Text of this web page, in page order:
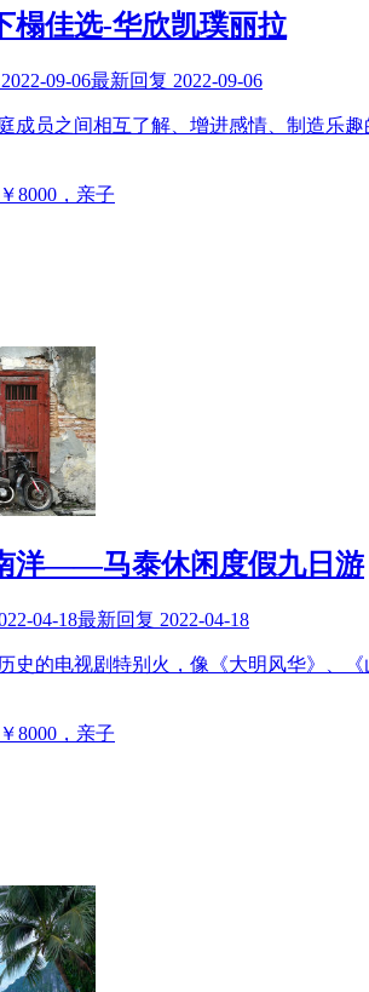
榻佳选-华欣凯璞丽拉
2022-09-06最新回复 2022-09-06
成员之间相互了解、增进感情、制造乐
￥8000 ，亲子
洋——马泰休闲度假九日游
04-18最新回复 2022-04-18
史的电视剧特别火，像《大明风华》、
￥8000 ，亲子